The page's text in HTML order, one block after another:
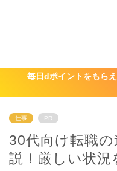
毎日dポイントをもら
仕事 PR
30代向け転職
説！厳しい状況